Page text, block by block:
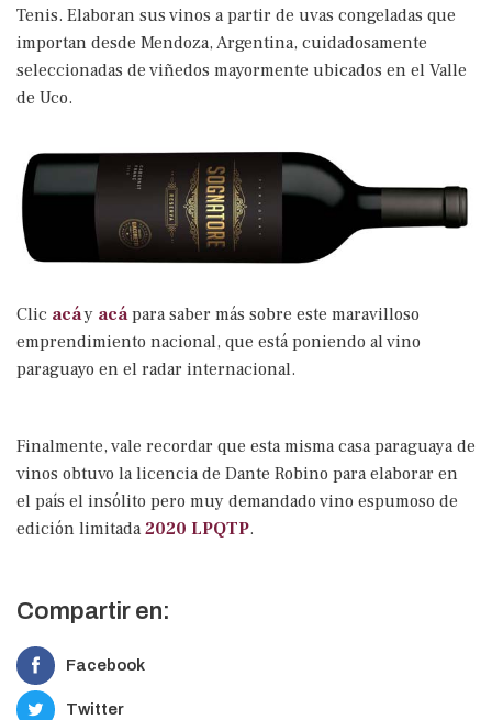
Compartir en:
Facebook
Twitter
Tenis. Elaboran sus vinos a partir de uvas congeladas que
importan desde Mendoza, Argentina, cuidadosamente
seleccionadas de viñedos mayormente ubicados en el Valle
de Uco.
Clic acáy acápara saber más sobre este maravilloso
emprendimiento nacional, que está poniendo al vino
paraguayo en el radar internacional.
Finalmente, vale recordar que esta misma casa paraguaya de
vinos obtuvo la licencia de Dante Robino para elaborar en
el país el insólito pero muy demandado vino espumoso de
edición limitada 2020 LPQTP.